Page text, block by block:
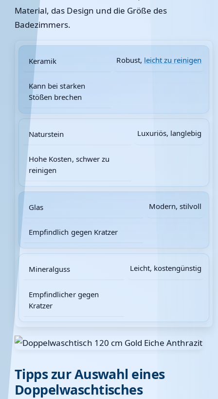
Material, das Design und die Größe des
Badezimmers.
Keramik Robust, leicht zu reinigen
Kann bei starken
Stößen brechen
Naturstein Luxuriös, langlebig
Hohe Kosten, schwer zu
reinigen
Glas Modern, stilvoll
Empfindlich gegen Kratzer
Mineralguss Leicht, kostengünstig
Empfindlicher gegen
Kratzer
Tipps zur Auswahl eines
Doppelwaschtisches